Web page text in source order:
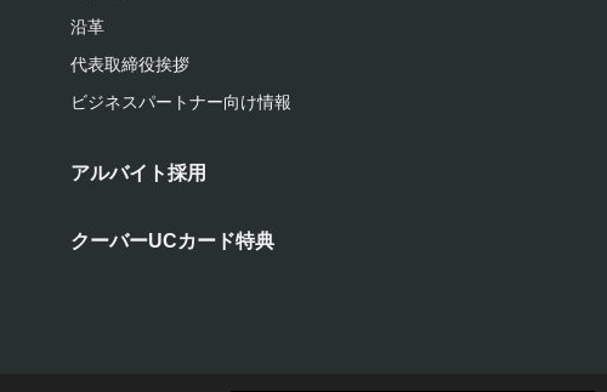
沿革
代表取締役挨拶
ビジネスパートナー向け情報
アルバイト採用
クーバーUCカード特典